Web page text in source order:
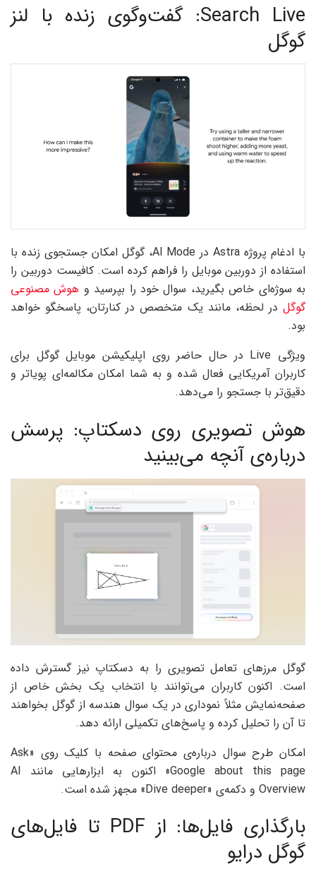
Search Live: گفت‌و‌گوی زنده با لنز
گوگل
با ادغام پروژه Astra در AI Mode، گوگل امکان جستجوی زنده با
استفاده از دوربین موبایل را فراهم کرده است. کافیست دوربین را
به سوژه‌ای خاص بگیرید، سوال خود را بپرسید و هوش مصنوعی
گوگل در لحظه، مانند یک متخصص در کنارتان، پاسخگو خواهد
بود.
ویژگی Live در حال حاضر روی اپلیکیشن موبایل گوگل برای
کاربران آمریکایی فعال شده و به شما امکان مکالمه‌ای پویاتر و
دقیق‌تر با جستجو را می‌دهد.
هوش تصویری روی دسکتاپ: پرسش
درباره‌ی آنچه می‌بینید
گوگل مرزهای تعامل تصویری را به دسکتاپ نیز گسترش داده
است. اکنون کاربران می‌توانند با انتخاب یک بخش خاص از
صفحه‌نمایش مثلاً نموداری در یک سوال هندسه از گوگل بخواهند
تا آن را تحلیل کرده و پاسخ‌های تکمیلی ارائه دهد.
امکان طرح سوال درباره‌ی محتوای صفحه با کلیک روی «Ask
Google about this page» اکنون به ابزارهایی مانند AI
Overview و دکمه‌ی «Dive deeper» مجهز شده است.
بارگذاری فایل‌ها: از PDF تا فایل‌های
گوگل درایو